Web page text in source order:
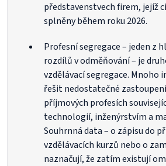
představenstvech firem, jejíž
splněny během roku 2026.
Profesní segregace – jeden z
rozdílů v odměňování – je
vzdělávací segregace. Mnoho
řešit nedostatečné
příjmových profesích
technologií, inženýrstvím a
Souhrnná data – o zápisu do
vzdělávacích kurzů nebo o
naznačují, že zatím existují